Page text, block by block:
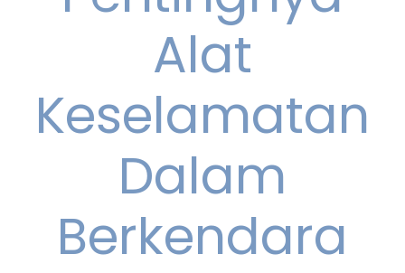
Alat
Keselamatan
Dalam
Berkendara